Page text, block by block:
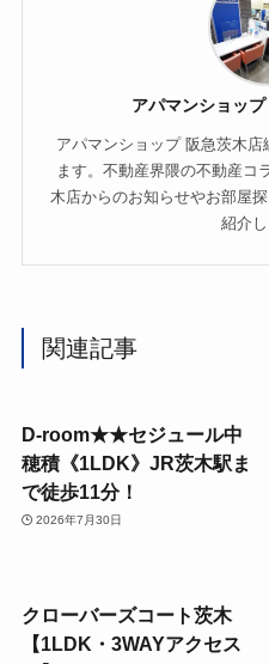
アパマンショッ
アパマンショップ 阪急茨木
ます。不動産界隈の不動産コ
木店からのお知らせやお部屋
紹介し
関連記事
D-room★★セジュール中
穂積《1LDK》JR茨木駅ま
で徒歩11分！
2026年7月30日
クローバーズコート茨木
【1LDK・3WAYアクセス